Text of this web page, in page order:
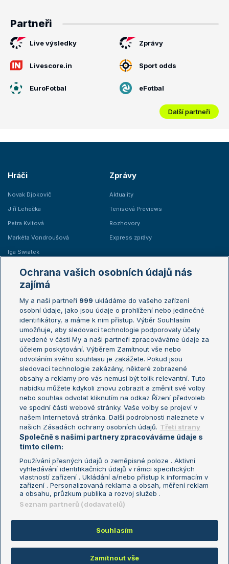
Partneři
Live výsledky Zprávy
Livescore.in Sport odds
EuroFotbal eFotbal
Další partneři
Hráči
Novak Djokovič
Jiří Lehečka
Petra Kvitová
Markéta Vondroušová
Iga Swiatek
Zprávy
Aktuality
Tenisová Previews
Rozhovory
Express zprávy
Žebříčky
Žebříček ATP (muži)
Žebříček WTA (ženy)
Sázkařský žebříček
Australian Open
French Open
Wimbledon
US Open
Turnaj mistrů
Turnaj mistryň
Aktualní trendy
Fotbalové přestupy
Livesport Daily
LS Prague Open
Podmínky užití
Nastavení soukromí
GDPR a žurnalistika
Reklama
Kontakt
Informace o zpracování osobních
údajů
Copyright © 2008-2026 TenisPortal.cz. Využíváme zpravodajství ČTK.
Ochrana vašich osobních údajů nás
zajímá
My a naši partneři 999 ukládáme do vašeho zařízení
osobní údaje, jako jsou údaje o prohlížení nebo jedinečné
identifikátory, a máme k nim přístup. Výběr Souhlasím
umožňuje, aby sledovací technologie podporovaly účely
uvedené v části My a naši partneři zpracováváme údaje za
účelem poskytování. Výběrem Zamítnout vše nebo
odvoláním svého souhlasu je zakážete. Pokud jsou
sledovací technologie zakázány, některé zobrazené
obsahy a reklamy pro vás nemusí být tolik relevantní. Tuto
nabídku můžete kdykoli znovu zobrazit a změnit své volby
nebo souhlas odvolat kliknutím na odkaz Řízení předvoleb
ve spodní části webové stránky. Vaše volby se projeví v
našem Internetová stránka. Další podrobnosti naleznete v
našich Zásadách ochrany osobních údajů. Třetí strany
Společně s našimi partnery zpracováváme údaje s
tímto cílem:
Používání přesných údajů o zeměpisné poloze . Aktivní
vyhledávání identifikačních údajů v rámci specifických
vlastností zařízení . Ukládání a/nebo přístup k informacím v
zařízení . Personalizovaná reklama a obsah, měření reklam
a obsahu, průzkum publika a rozvoj služeb .
Seznam partnerů (dodavatelů)
Souhlasím
Zamítnout vše